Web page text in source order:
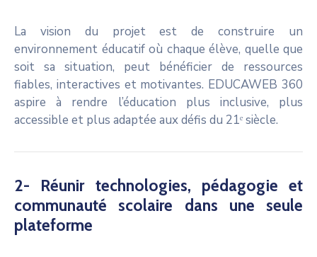
La vision du projet est de construire un
environnement éducatif où chaque élève, quelle que
soit sa situation, peut bénéficier de ressources
fiables, interactives et motivantes. EDUCAWEB 360
aspire à rendre l’éducation plus inclusive, plus
accessible et plus adaptée aux défis du 21ᵉ siècle.
2- Réunir technologies, pédagogie et
communauté scolaire dans une seule
plateforme